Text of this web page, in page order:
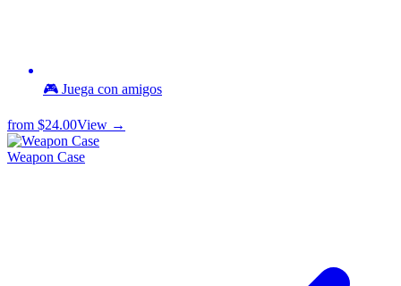
🎮 Juega con amigos
from $24.00View →
Weapon Case